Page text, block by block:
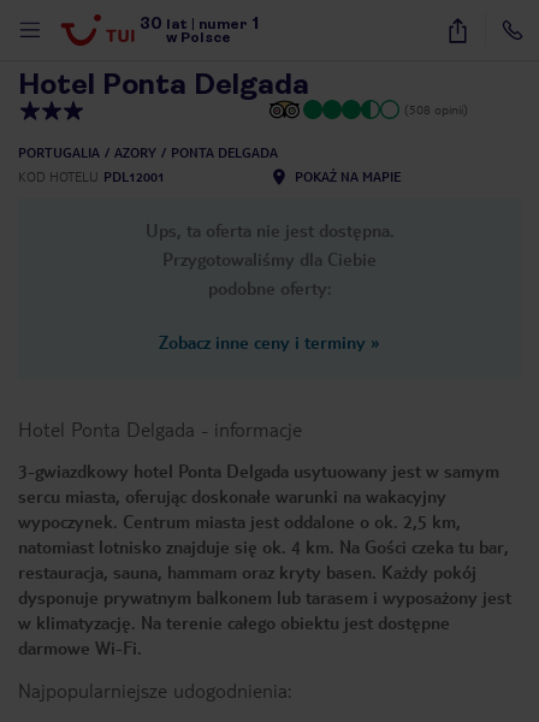
30 lat numer 1
w Polsce
25
Hotel Ponta Delgada
(508 opinii)
PORTUGALIA AZORY
PONTA DELGADA
KOD HOTELU PDL12001 POKAŻ NA MAPIE
Ups, ta oferta nie jest dostępna.
Przygotowaliśmy dla Ciebie
podobne oferty:
Zobacz inne ceny i terminy »
Hotel Ponta Delgada - informacje
3-gwiazdkowy hotel Ponta Delgada usytuowany jest w samym
sercu miasta, oferując doskonałe warunki na wakacyjny
wypoczynek. Centrum miasta jest oddalone o ok. 2,5 km,
natomiast lotnisko znajduje się ok. 4 km. Na Gości czeka tu bar,
restauracja, sauna, hammam oraz kryty basen. Każdy pokój
dysponuje prywatnym balkonem lub tarasem i wyposażony jest
w klimatyzację. Na terenie całego obiektu jest dostępne
darmowe Wi-Fi.
Najpopularniejsze udogodnienia: